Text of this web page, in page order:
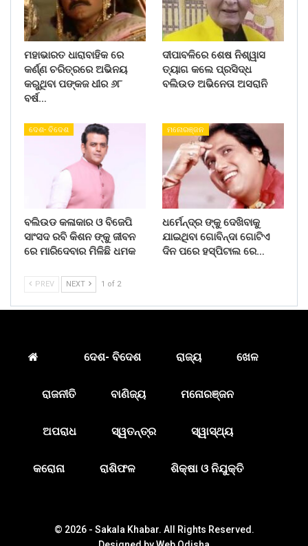
ମହାଭାରତ ଧାରାବାହିକ ରେ
କର୍ଣ୍ଣ ଚରିତ୍ରରେ ଅଭିନୟ
କରୁଥିବା ପଙ୍କଜ ଧୀର ୬୮
ବର୍ଷ…
ଦୀପାବଳିରେ ଶେଷ ନିଶ୍ୱାସ
ତ୍ୟାଗ କଲେ ପ୍ରସିଦ୍ଧ
ବଲିଉଡ ଅଭିନେତା ଅସରାନି
ଦେଶ- ବିଦେଶ
ବଲିଉଡ କଳାକାର ଓ ବିଜେପି
ସାଂସଦ ରବି କିଶନ ଙ୍କୁ ଜୀବନ
ରେ ମାରିଦେବାର ମିଳିଛି ଧମକ
ମନୋରଞ୍ଜନ
ଧର୍ମେନ୍ଦ୍ର ଙ୍କୁ ଦେଖିବାକୁ
ଯାଇଥିବା ଗୋବିନ୍ଦା ଗୋଟିଏ
ଦିନ ପରେ ହସ୍ପିଟାଲ ରେ…
PREV NEXT 1 of 2
ଦେଶ- ବିଦେଶ ରାଜ୍ୟ ଖେଳ
ରାଜନୀତି ବାଣିଜ୍ୟ ମନୋରଞ୍ଜନ
ଅପରାଧ ସ୍ୱତନ୍ତ୍ର ସ୍ୱାସ୍ଥ୍ୟ
କରୋନା ରାଶିଫଳ ଶିକ୍ଷା ଓ ନିଯୁକ୍ତି
© 2026 - Sakala Khabar. All Rights Reserved.